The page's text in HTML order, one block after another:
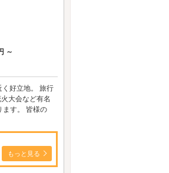
～
好立地。 旅行
大会など有名
す。 皆様の
もっと見る